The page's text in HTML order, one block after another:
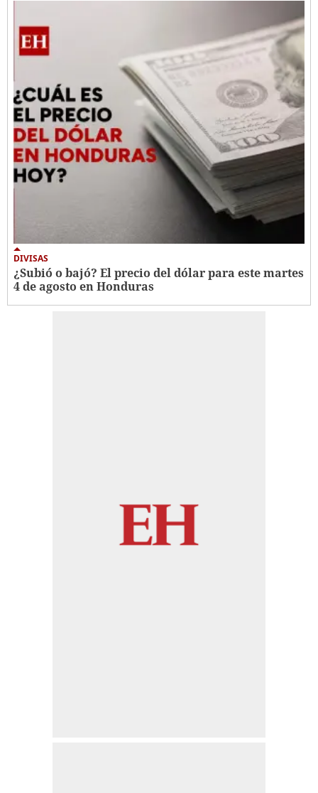
DIVISAS
¿Subió o bajó? El precio del dólar para este martes
4 de agosto en Honduras